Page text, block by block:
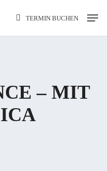
TERMIN BUCHEN
Menu
– MIT